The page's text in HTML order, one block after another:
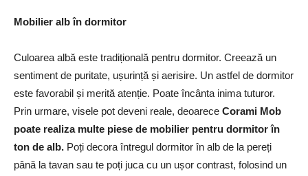
Mobilier alb în dormitor
Culoarea albă este tradițională pentru dormitor. Creează un
sentiment de puritate, ușurință și aerisire. Un astfel de dormitor
este favorabil și merită atenție. Poate încânta inima tuturor.
Prin urmare, visele pot deveni reale, deoarece Corami Mob
poate realiza multe piese de mobilier pentru dormitor în
ton de alb. Poți decora întregul dormitor în alb de la pereți
până la tavan sau te poți juca cu un ușor contrast, folosind un